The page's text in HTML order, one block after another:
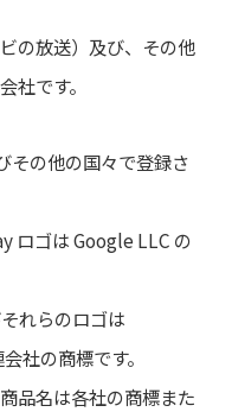
の放送）及び、その他
社です。
の他の国々で登録さ
ロゴは Google LLC の
れらのロゴは
社の商標です。
品名は各社の商標また